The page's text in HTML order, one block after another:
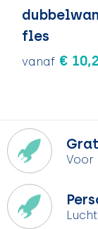
fles
vanaf €
Voor